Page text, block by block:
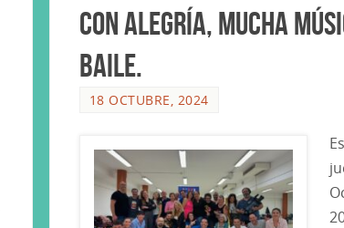
con alegría, mucha
baile.
18 OCTUBRE, 2024